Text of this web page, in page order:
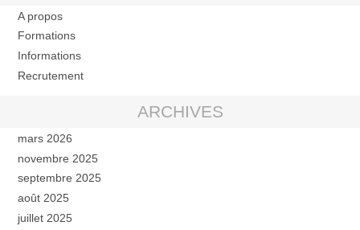
A propos
Formations
Informations
Recrutement
ARCHIVES
mars 2026
novembre 2025
septembre 2025
août 2025
juillet 2025